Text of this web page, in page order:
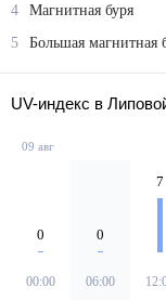
4
Магнитная буря
5
Большая
UV-индекс в
09 авг
0
00:00
0
06:00
7